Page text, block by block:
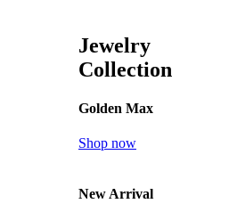
Jewelry
Collection
Golden Max
Shop now
New Arrival